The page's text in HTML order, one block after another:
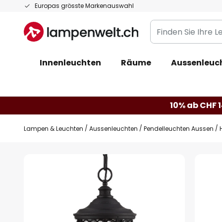
Europas grösste Markenauswahl
Zum
springen
Finden
Sie
Leuchte...
Innenleuchten Räume
10% ab CHF
Lampen & Leuchten Aussenleuchten Pendelleuchten Aussen